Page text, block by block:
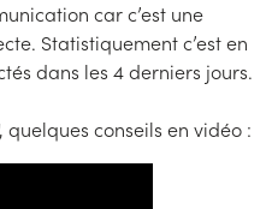
car c’est une
Statistiquement c’est en
dans les 4 derniers jours.
conseils en vidéo :